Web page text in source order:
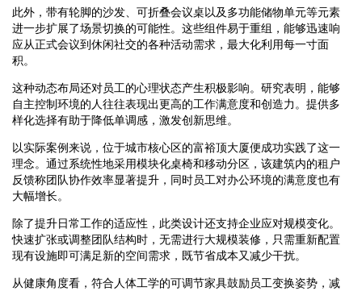
此外，带有轮脚的沙发、可折叠会议桌以及多功能储物单元等元素
进一步扩展了场景切换的可能性。这些组件易于重组，能够迅速响
应从正式会议到休闲社交的各种活动需求，最大化利用每一寸面
积。
这种动态布局还对员工的心理状态产生积极影响。研究表明，能够
自主控制环境的人往往表现出更高的工作满意度和创造力。提供多
样化选择有助于降低单调感，激发创新思维。
以实际案例来说，位于城市核心区的富裕顶大厦便成功实践了这一
理念。通过系统性地采用模块化桌椅和移动分区，该建筑内的租户
反馈称团队协作效率显著提升，同时员工对办公环境的满意度也有
大幅增长。
除了提升日常工作的适应性，此类设计还支持企业应对规模变化。
快速扩张或调整团队结构时，无需进行大规模装修，只需重新配置
现有设施即可满足新的空间需求，既节省成本又减少干扰。
从健康角度看，符合人体工学的可调节家具鼓励员工变换姿势，减